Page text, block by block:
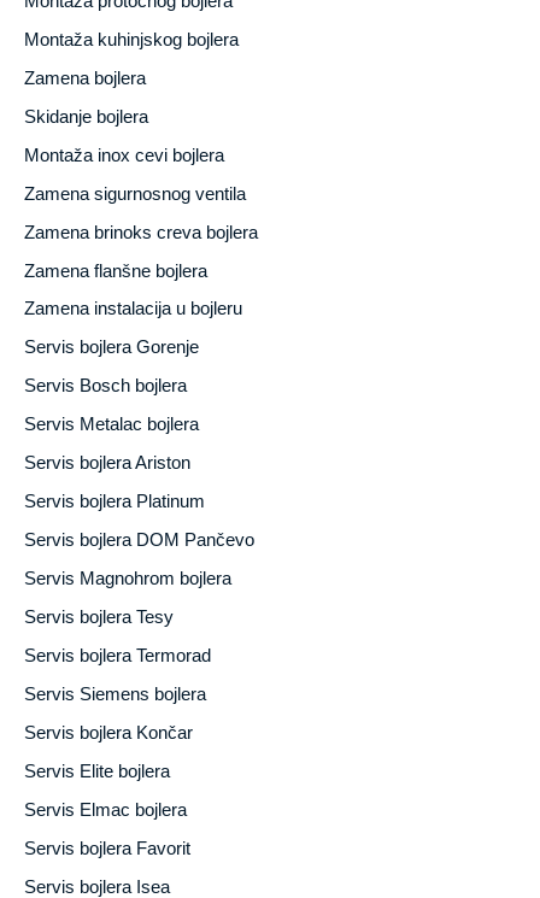
Montaža kuhinjskog bojlera
Zamena bojlera
Skidanje bojlera
Montaža inox cevi bojlera
Zamena sigurnosnog ventila
Zamena brinoks creva bojlera
Zamena flanšne bojlera
Zamena instalacija u bojleru
Servis bojlera Gorenje
Servis Bosch bojlera
Servis Metalac bojlera
Servis bojlera Ariston
Servis bojlera Platinum
Servis bojlera DOM Pančevo
Servis Magnohrom bojlera
Servis bojlera Tesy
Servis bojlera Termorad
Servis Siemens bojlera
Servis bojlera Končar
Servis Elite bojlera
Servis Elmac bojlera
Servis bojlera Favorit
Servis bojlera Isea